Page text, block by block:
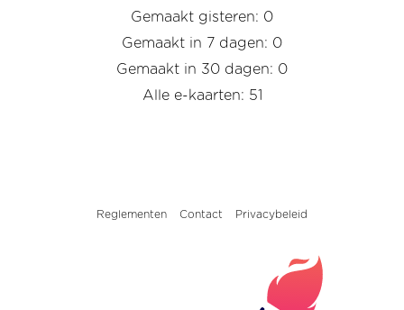
Gemaakt gisteren: 0
Gemaakt in 7 dagen: 0
Gemaakt in 30 dagen: 0
Alle e-kaarten: 51
Reglementen Contact Privacybeleid